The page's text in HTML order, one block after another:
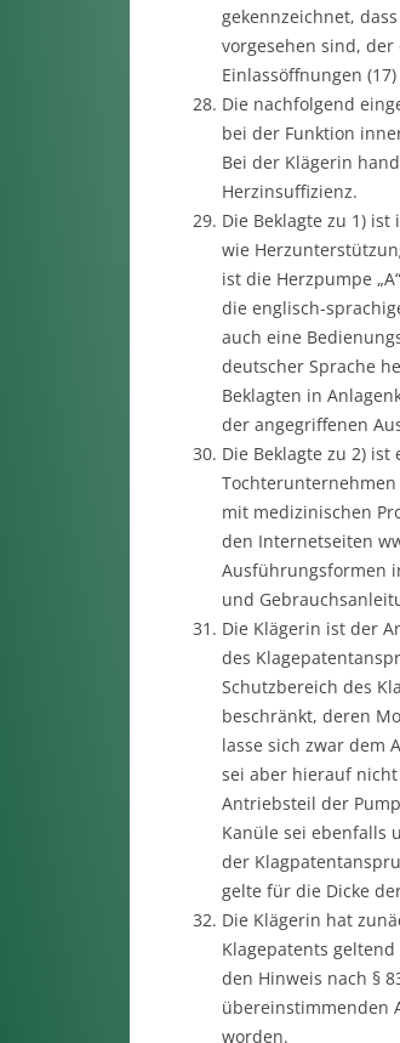
gekennzeichnet,
vorgesehen sind,
Einlassöffnungen
Die nachfolgend
bei der Funktion
Bei der Klägerin
Herzinsuffizienz.
Die Beklagte zu 1)
wie
ist die Herzpumpe
die englisch-
auch eine
deutscher Sprache
Beklagten in
der angegriffenen
Die Beklagte zu 2)
mit medizinischen
den Internetseiten
Ausführungsformen
und
Die Klägerin ist der
des
Schutzbereich des
beschränkt, deren
lasse sich zwar dem
sei aber hierauf
Antriebsteil der
Kanüle sei ebenfalls
der
gelte für die Dicke
Die Klägerin hat
Klagepatents
den Hinweis nach §
übereinstimmenden
worden.